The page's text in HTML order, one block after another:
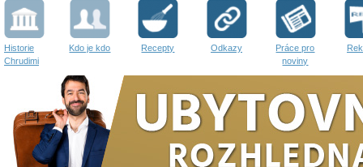
Historie
Chrudimi
Kdo je kdo Recepty Odkazy
Práce pro
noviny